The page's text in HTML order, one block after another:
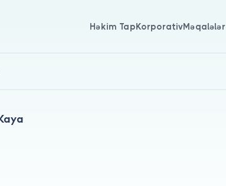
Həkim TapKorporativMəqalələr